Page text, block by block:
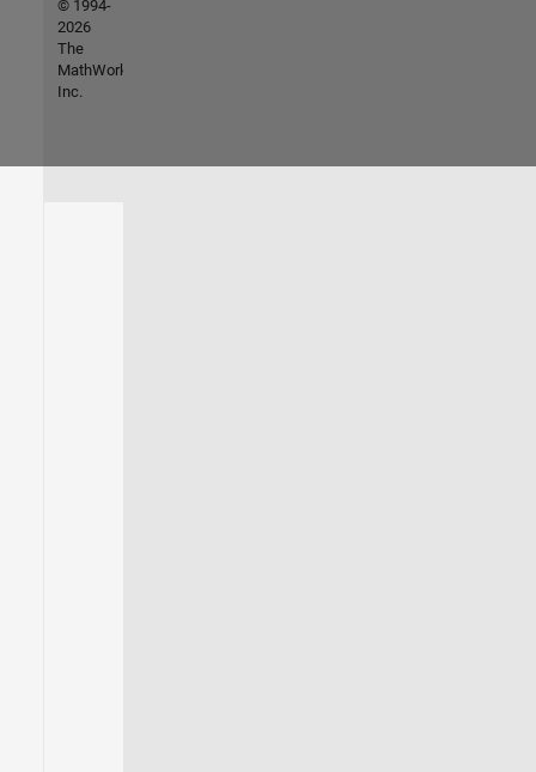
© 1994-
2026
The
MathWorks,
Inc.